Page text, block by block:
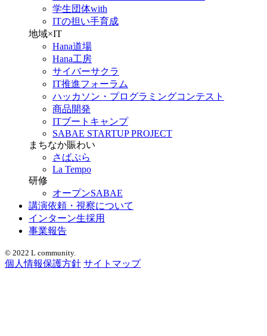
学生団体with
ITの担い手育成
地域×IT
Hana道場
Hana工房
サイバーサクラ
IT推進フォーラム
ハッカソン・プログラミングコンテスト
商品開発
ITブートキャンプ
SABAE STARTUP PROJECT
まちなか賑わい
さばぷら
La Tempo
研修
オープンSABAE
講演依頼・視察について
インターン生採用
事業報告
© 2022 L community.
個人情報保護方針 サイトマップ